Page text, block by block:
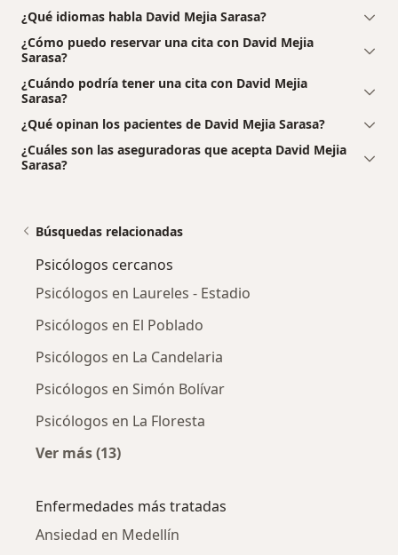
¿Qué idiomas habla David Mejia Sarasa?
¿Cómo puedo reservar una cita con David Mejia
Sarasa?
¿Cuándo podría tener una cita con David Mejia
Sarasa?
¿Qué opinan los pacientes de David Mejia Sarasa?
¿Cuáles son las aseguradoras que acepta David Mejia
Sarasa?
Búsquedas relacionadas
Psicólogos cercanos
Psicólogos en Laureles - Estadio
Psicólogos en El Poblado
Psicólogos en La Candelaria
Psicólogos en Simón Bolívar
Psicólogos en La Floresta
Ver más (13)
Enfermedades más tratadas
Ansiedad en Medellín